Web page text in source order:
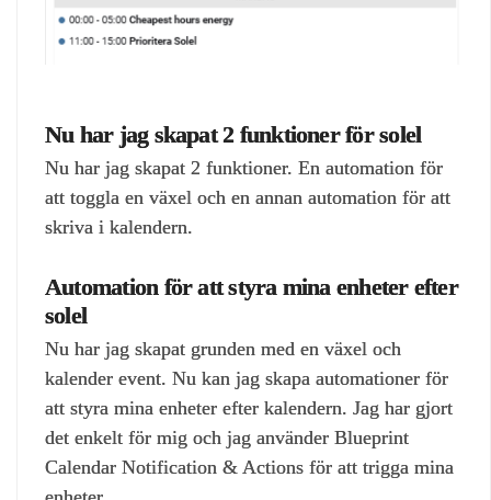
Nu har jag skapat 2 funktioner för solel
Nu har jag skapat 2 funktioner. En automation för
att toggla en växel och en annan automation för att
skriva i kalendern.
Automation för att styra mina enheter efter
solel
Nu har jag skapat grunden med en växel och
kalender event. Nu kan jag skapa automationer för
att styra mina enheter efter kalendern. Jag har gjort
det enkelt för mig och jag använder Blueprint
Calendar Notification & Actions för att trigga mina